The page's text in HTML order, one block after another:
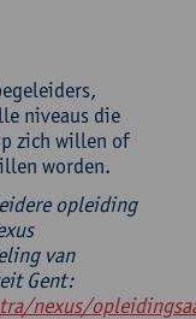
niveaus die
zich willen of
worden.
opleiding
van
Gent:
nexus/